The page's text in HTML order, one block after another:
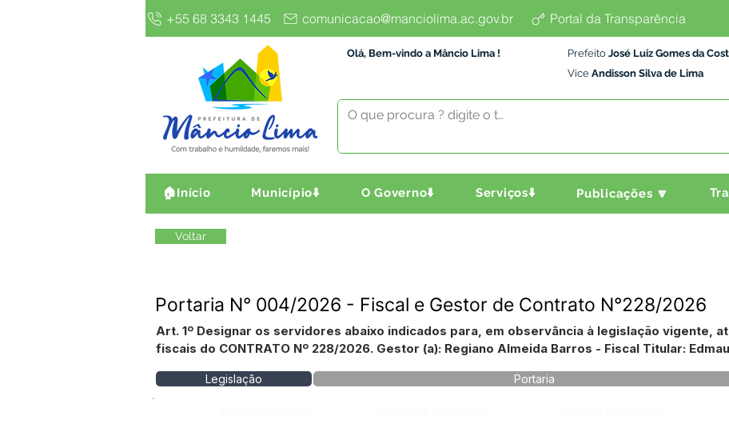
+55 68 3343 1445 comunicacao@manciolima.ac.gov.br Portal da Transparência
Olá, Bem-vindo a Mâncio Lima ! Prefeito José Luiz Gomes da
Vice Andisson Silva de Lima
🏠Início Município⬇️ O Governo⬇️ Serviços⬇️ Publicações 🔽
Voltar
Portaria N° 004/2026 - Fiscal e Gestor de Contrato N°228/2026
Art. 1º Designar os servidores abaixo indicados para, em observância à legislação vigente,
fiscais do CONTRATO Nº 228/2026. Gestor (a): Regiano Almeida Barros - Fiscal Titular:
Legislação Portaria